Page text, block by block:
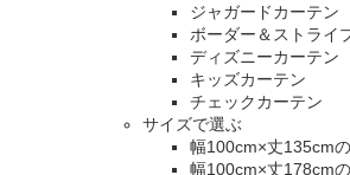
ジャガードカーテン
ボーダー＆ストライ
ディズニーカーテン
キッズカーテン
チェックカーテン
サイズで選ぶ
幅100cm×丈135cm
幅100cm×丈178cm